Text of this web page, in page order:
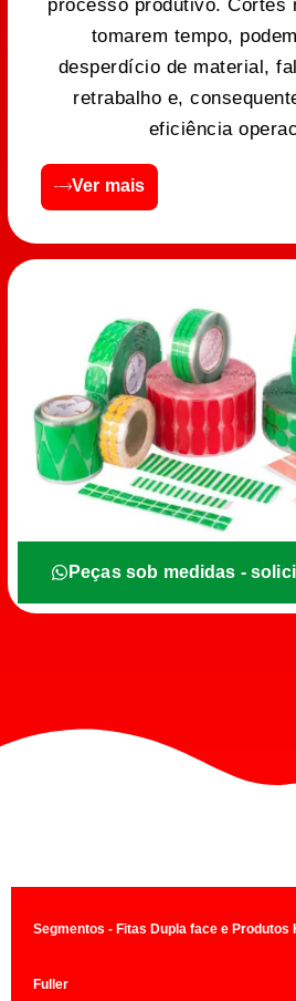
processo produtivo. Cortes
tomarem tempo,
desperdício de material,
retrabalho e,
eficiência
Ver mais
Peças sob medidas -
Segmentos - Fitas Dupla face e Produtos
Fuller